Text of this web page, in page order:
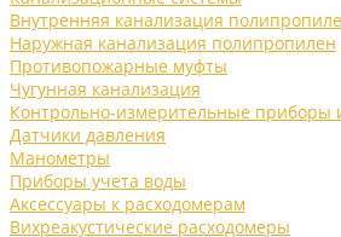
Внутренняя канализация
Наружная канализация полипропилен
Противопожарные муфты
Чугунная канализация
Контрольно-измерительные приборы
Датчики давления
Манометры
Приборы учета воды
Аксессуары к расходомерам
Вихреакустические расходомеры